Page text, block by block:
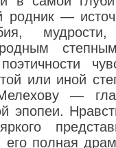
родник —
мудрости,
или иной
—
эпопеи.
полная